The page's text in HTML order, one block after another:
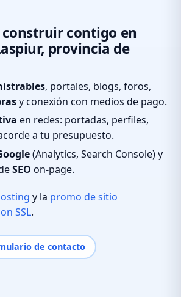
construir contigo en
provincia de
, portales, blogs, foros,
y conexión con medios de pago.
en redes: portadas, perfiles,
a tu presupuesto.
(Analytics, Search Console) y
SEO on-page.
y la promo de sitio
SSL.
de contacto